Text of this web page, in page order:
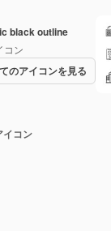
black outline
コン
のアイコンを見る
イコン